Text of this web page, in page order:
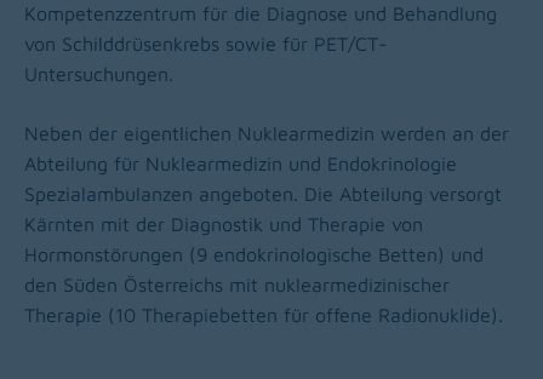
Kompetenzzentrum für die Diagnose und Behandlung
von Schilddrüsenkrebs sowie für PET/CT-
Untersuchungen.
Neben der eigentlichen Nuklearmedizin werden an der
Abteilung für Nuklearmedizin und Endokrinologie
Spezialambulanzen angeboten. Die Abteilung versorgt
Kärnten mit der Diagnostik und Therapie von
Hormonstörungen (9 endokrinologische Betten) und
den Süden Österreichs mit nuklearmedizinischer
Therapie (10 Therapiebetten für offene Radionuklide).